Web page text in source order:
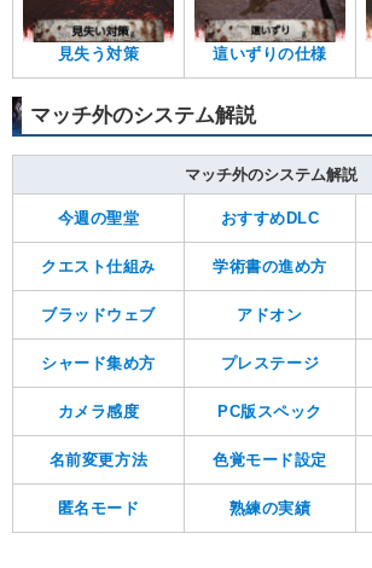
見失う対策 這いずりの仕様
マッチ外のシステム解説
マッチ外のシステム解説
今週の聖堂 おすすめDLC
クエスト仕組み 学術書の進め方
ブラッドウェブ アドオン
シャード集め方 プレステージ
カメラ感度 PC版スペック
名前変更方法 色覚モード設定
匿名モード 熟練の実績